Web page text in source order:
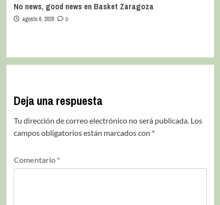
No news, good news en Basket Zaragoza
agosto 6, 2026 0
Deja una respuesta
Tu dirección de correo electrónico no será publicada. Los
campos obligatorios están marcados con *
Comentario *